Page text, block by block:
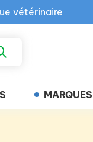
vétérinaire
clinique
MARQUES